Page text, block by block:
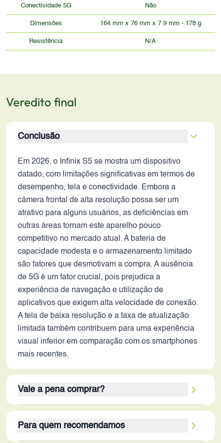
Conectividade 5G Não
Dimensões 164 mm x 76 mm x 7.9 mm - 178 g
Resistência N/A
Veredito final
Conclusão
Em 2026, o Infinix S5 se mostra um dispositivo
datado, com limitações significativas em termos de
desempenho, tela e conectividade. Embora a
câmera frontal de alta resolução possa ser um
atrativo para alguns usuários, as deficiências em
outras áreas tornam este aparelho pouco
competitivo no mercado atual. A bateria de
capacidade modesta e o armazenamento limitado
são fatores que desmotivam a compra. A ausência
de 5G é um fator crucial, pois prejudica a
experiência de navegação e utilização de
aplicativos que exigem alta velocidade de conexão.
A tela de baixa resolução e a taxa de atualização
limitada também contribuem para uma experiência
visual inferior em comparação com os smartphones
mais recentes.
Vale a pena comprar?
pena considerar, a menos que o preço seja
extremamente baixo. Seus pontos fortes, como a
Para quem recomendamos